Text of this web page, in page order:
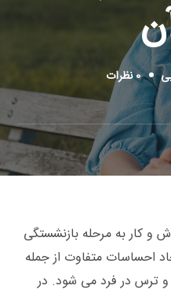
0 نظرات
و کار به مرحله بازنشستگی
احساسات متفاوت از جمله
و ترس در فرد می‌ شود. در